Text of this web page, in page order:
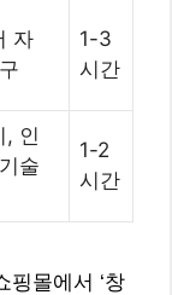
자
1-3
시간
, 인
술
1-2
시간
핑몰에서 ‘창